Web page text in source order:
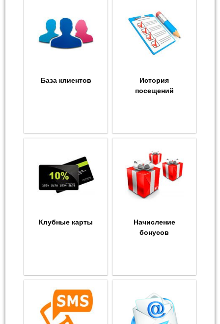
База клиентов
История
посещений
Клубные карты
Начисление
бонусов